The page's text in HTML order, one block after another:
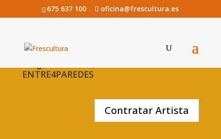
675 637 100 oficina@frescultura.es
ENTRE4PAREDES
Contratar Artista